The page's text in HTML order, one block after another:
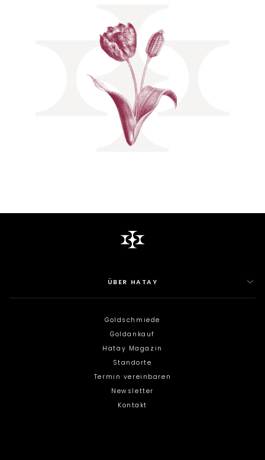
ÜBER HATAY
Goldschmiede
Goldankauf
Hatay Magazin
Standorte
Termin vereinbaren
Newsletter
Kontakt